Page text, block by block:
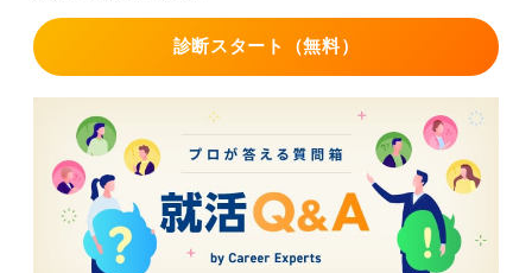
遅延は避けられませんが、その際の迅速、かつ丁寧な報
告によって、面接官に悪い印象を残すことなく、スムー
ズに選考を継続させることが可能です。焦らず、落ち着
いて連絡をしてください。
0
診断スタート（無料）